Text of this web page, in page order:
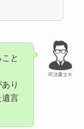
司法書士Ｋ
と
り
遺言